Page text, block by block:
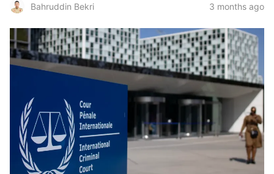
Bahruddin Bekri 3 months ago